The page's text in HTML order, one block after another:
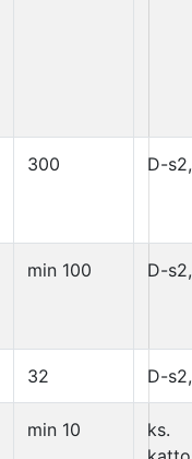
300 D-
min 100 D-
32 D-
min 10
ks.